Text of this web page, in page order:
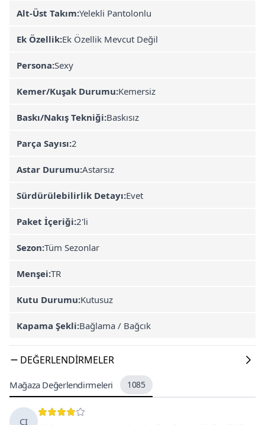
Alt-Üst Takım:Yelekli Pantolonlu
Ek Özellik:Ek Özellik Mevcut Değil
Persona:Sexy
Kemer/Kuşak Durumu:Kemersiz
Baskı/Nakış Tekniği:Baskısız
Parça Sayısı:2
Astar Durumu:Astarsız
Sürdürülebilirlik Detayı:Evet
Paket İçeriği:2'li
Sezon:Tüm Sezonlar
Menşei:TR
Kutu Durumu:Kutusuz
Kapama Şekli:Bağlama / Bağcık
DEĞERLENDIRMELER
Mağaza Değerlendirmeleri 1085
ÇI